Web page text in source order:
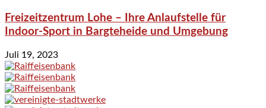
Freizeitzentrum Lohe – Ihre Anlaufstelle für
Indoor-Sport in Bargteheide und Umgebung
Juli 19, 2023